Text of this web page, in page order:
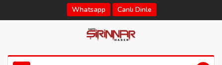
Whatsapp Canlı Dinle